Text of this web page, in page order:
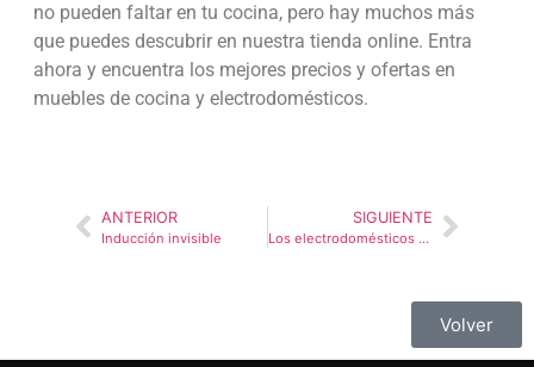
no pueden faltar en tu cocina, pero hay muchos más
que puedes descubrir en nuestra tienda online. Entra
ahora y encuentra los mejores precios y ofertas en
muebles de cocina y electrodomésticos.
ANTERIOR
Inducción invisible
SIGUIENTE
Los electrodomésticos que no pueden faltar en tu cocina
Volver